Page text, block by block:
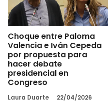
Choque entre Paloma
Valencia e Iván Cepeda
por propuesta para
hacer debate
presidencial en
Congreso
Laura Duarte 22/04/2026